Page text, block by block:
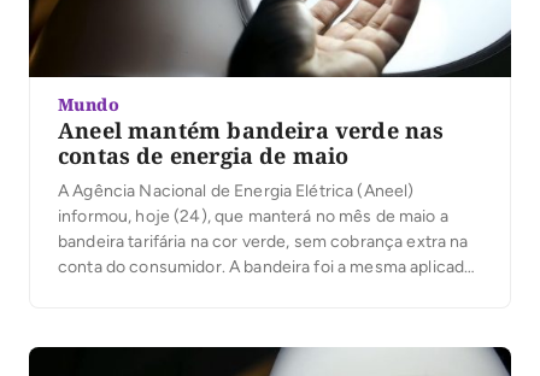
Mundo
Aneel mantém bandeira verde nas
contas de energia de maio
A Agência Nacional de Energia Elétrica (Aneel)
informou, hoje (24), que manterá no mês de maio a
bandeira tarifária na cor verde, sem cobrança extra na
conta do consumidor. A bandeira foi a mesma aplicada
agência, […]